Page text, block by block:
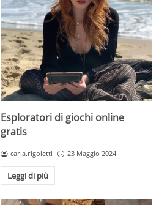
Esploratori di giochi online
gratis
carla.rigoletti 23 Maggio 2024
Leggi di più